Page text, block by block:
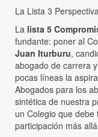
La Lista 3
La lista 5
fundante: poner al
Juan Iturburu,
abogado de carrera
pocas líneas la
Abogados para los
sintética de nuestra
un Colegio que
participación más